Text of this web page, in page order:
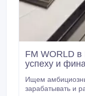
FM WORLD в
успеху и
Ищем амбициозных
зарабатывать и